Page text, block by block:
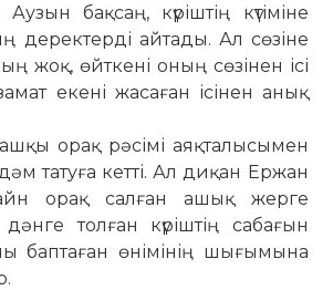
бақсаң, күріштің күтіміне
деректерді айтады. Ал сөзіне
жоқ, өйткені оның сөзінен ісі
екені жасаған ісінен анық
орақ рәсімі аяқ­талысымен
татуға кетті. Ал диқан Ержан
орақ салған ашық жер­ге
толған күріштің са­ба­ғын
баптаған өнімінің шығымына